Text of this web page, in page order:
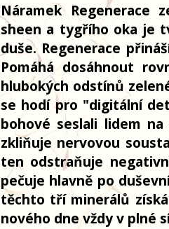
Náramek Regenerace
sheen a tygřího oka je
duše. Regenerace
Pomáhá dosáhnout
hlubokých odstínů
se hodí pro "digitální
bohové seslali lidem
zkliňuje nervovou
ten odstraňuje
pečuje hlavně po
těchto tří minerálů
nového dne vždy v plné